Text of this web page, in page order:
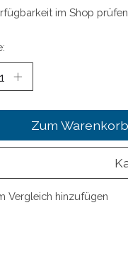
im Shop prüfen
Zum
Vergleich hinzufügen